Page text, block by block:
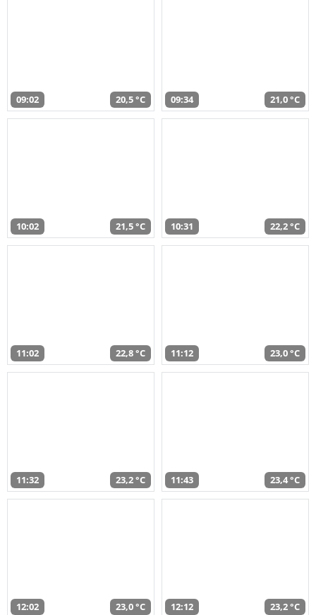
09:02 20,5 °C 09:34 21,0 °C
10:02 21,5 °C 10:31 22,2 °C
11:02 22,8 °C 11:12 23,0 °C
11:32 23,2 °C 11:43 23,4 °C
12:02 23,0 °C 12:12 23,2 °C